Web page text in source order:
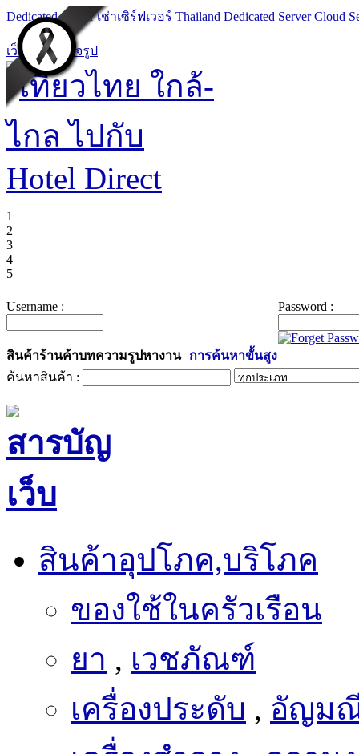
Dedicated Server เช่าเซิร์ฟเวอร์ Thailand Dedicated Server Cloud
เว็บไซต์สำเร็จรูป
1
3
4
5
สินค้าร้านค้าบทความ
ค้นหาสินค้า :
สินค้าอุปโภค,บริโภค
ของใช้ในครัวเรือน
ยา,เวชภัณฑ์
เครื่องประดับ,
อัญม
เครื่องสำอาง, ความ